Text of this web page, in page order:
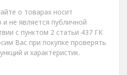
о товарах носит
и не является публичной
с пунктом 2 статьи 437 ГК
Вас при покупке проверять
и характеристик.